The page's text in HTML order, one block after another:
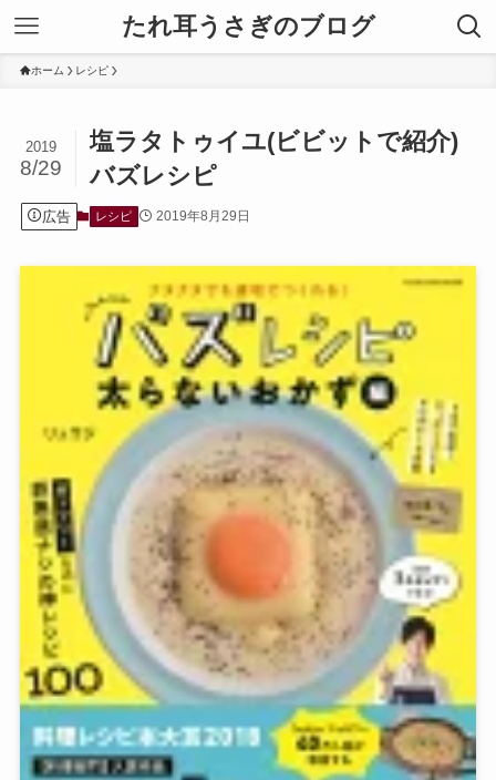
たれ耳うさぎのブログ
ホーム レシピ
塩ラタトゥイユ(ビビットで紹介)
バズレシピ
2019
8/29
広告 レシピ 2019年8月29日